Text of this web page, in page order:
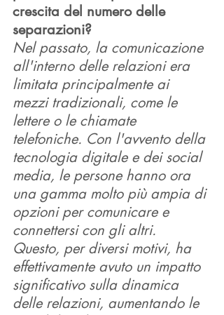
crescita del numero delle
separazioni?
Nel passato, la comunicazione
all'interno delle relazioni era
limitata principalmente ai
mezzi tradizionali, come le
lettere o le chiamate
telefoniche. Con l'avvento della
tecnologia digitale e dei social
media, le persone hanno ora
una gamma molto più ampia di
opzioni per comunicare e
connettersi con gli altri.
Questo, per diversi motivi, ha
effettivamente avuto un impatto
significativo sulla dinamica
delle relazioni, aumentando le